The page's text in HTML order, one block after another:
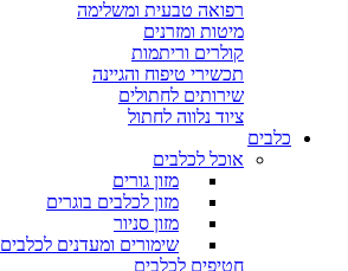
רפואה טבעית ומשלימה
מיטות ומזרנים
קולרים וריתמות
תכשירי טיפוח והגיינה
שירותים לחתולים
ציוד נלווה לחתול
כלבים
אוכל לכלבים
מזון גורים
מזון לכלבים בוגרים
מזון סניור
שימורים ומעדנים לכלבים
חטיפים לכלבים